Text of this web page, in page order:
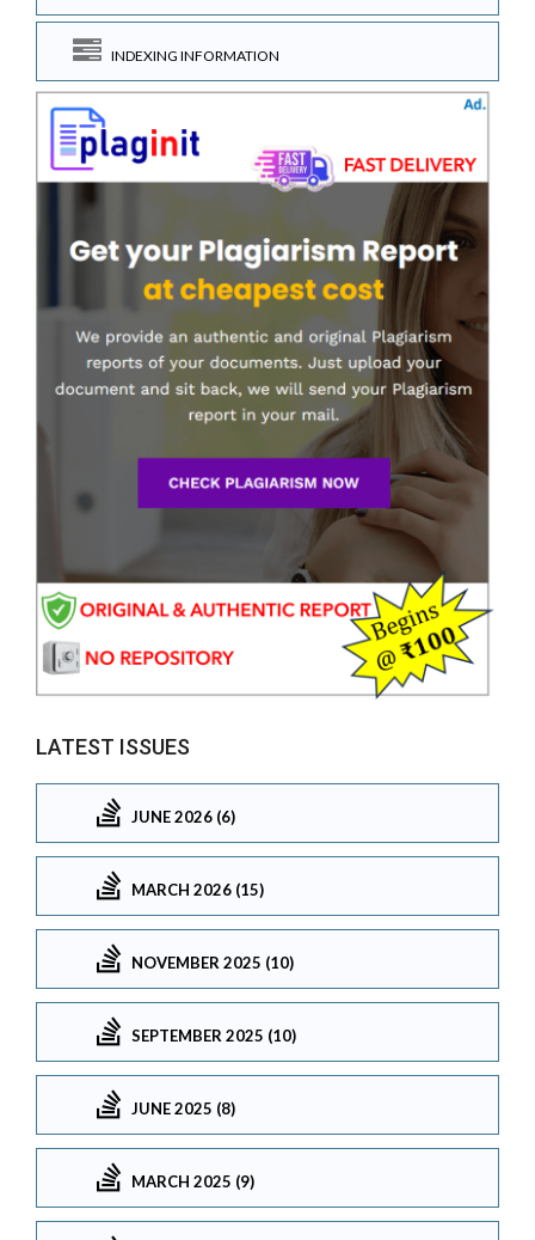
INDEXING INFORMATION
LATEST ISSUES
JUNE 2026 (6)
MARCH 2026 (15)
NOVEMBER 2025 (10)
SEPTEMBER 2025 (10)
JUNE 2025 (8)
MARCH 2025 (9)